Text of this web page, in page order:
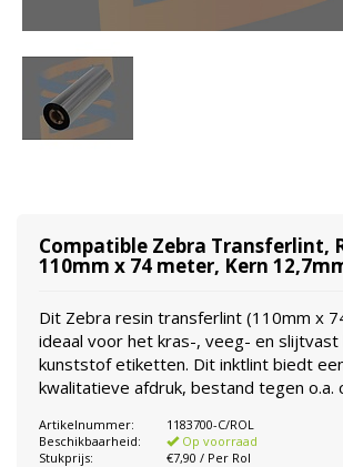
Compatible Zebra Transferlint,
110mm x 74 meter, Kern
Dit Zebra resin transferlint (110mm x
ideaal voor het kras-, veeg- en slijtvast
kunststof etiketten. Dit inktlint biedt
kwalitatieve afdruk, bestand tegen o.a.
Artikelnummer:
1183700-C/ROL
Beschikbaarheid:
Op voorraad
Stukprijs:
€7,90 / Per Rol